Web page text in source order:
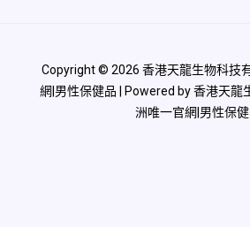
Copyright © 2026 香港天龍生物科技
網|男性保健品 | Powered by 香港天龍
洲唯一官網|男性保